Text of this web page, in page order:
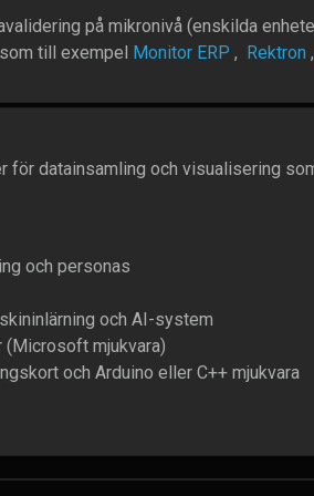
på mikronivå (enskilda
till exempel Monitor ERP , Rektron ,
datainsamling och visualisering
och personas
och AI-system
(Microsoft mjukvara)
och Arduino eller C++ mjukvara